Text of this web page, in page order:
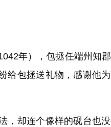
年），包拯任端州知郡
给包拯送礼物，感谢他
却连个像样的砚台也没